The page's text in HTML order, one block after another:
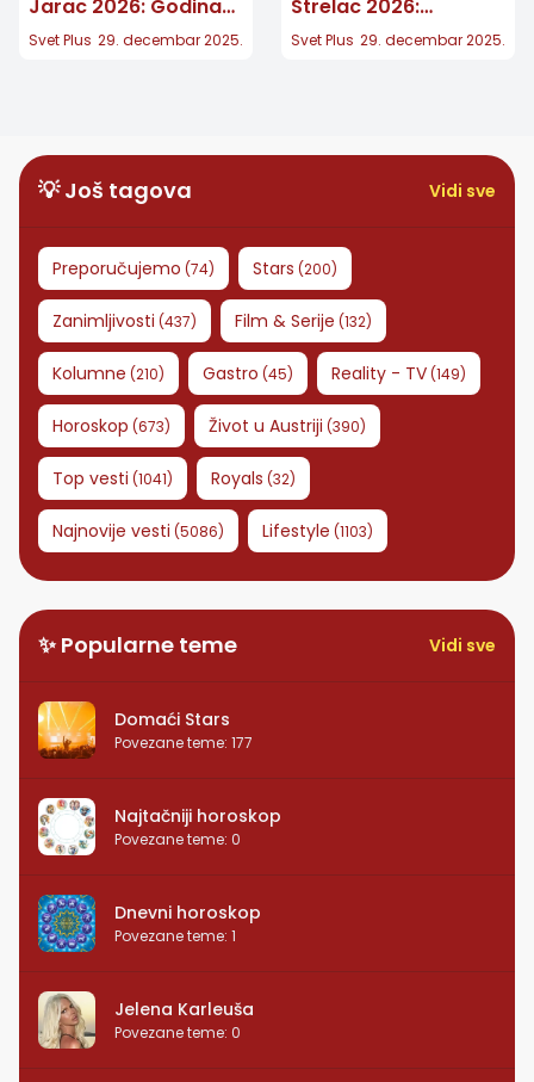
Jarac 2026: Godina
velikih odluka,
Svet Plus 29. decembar 2025.
Strelac 2026:
Kreativnost i
Svet Plus 29. decembar 2025.
💡 Još tagova Vidi sve
Preporučujemo (74) Stars (200)
Zanimljivosti (437) Film & Serije (132)
Kolumne (210) Gastro (45) Reality - TV(149)
Horoskop (673) Život u Austriji (390)
Top vesti (1041) Royals (32)
Najnovije vesti (5086) Lifestyle (1103)
✨ Popularne teme Vidi sve
Domaći Stars
Povezane teme: 177
Najtačniji horoskop
Povezane teme: 0
Dnevni horoskop
Povezane teme: 1
Jelena Karleuša
Povezane teme: 0